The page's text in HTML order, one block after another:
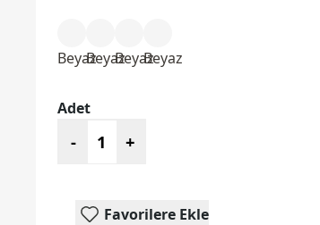
BeyazBeyazBeyazBeyaz
Adet
- +
Favorilere Ekle